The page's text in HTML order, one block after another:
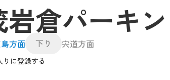
岩倉パーキ
方面 下り 宍道方面
りに登録する